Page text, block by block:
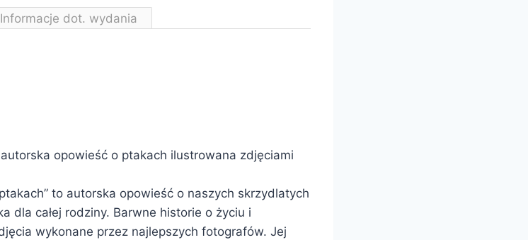
Informacje dot. wydania
opowieść o ptakach ilustrowana zdjęciami
to autorska opowieść o naszych skrzydlatych
dla całej rodziny. Barwne historie o życiu i
wykonane przez najlepszych fotografów. Jej